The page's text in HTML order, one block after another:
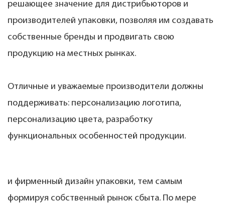
решающее значение для дистрибьюторов и
производителей упаковки, позволяя им создавать
собственные бренды и продвигать свою
продукцию на местных рынках.
Отличные и уважаемые производители должны
поддерживать: персонализацию логотипа,
персонализацию цвета, разработку
функциональных особенностей продукции.
и фирменный дизайн упаковки, тем самым
формируя собственный рынок сбыта. По мере